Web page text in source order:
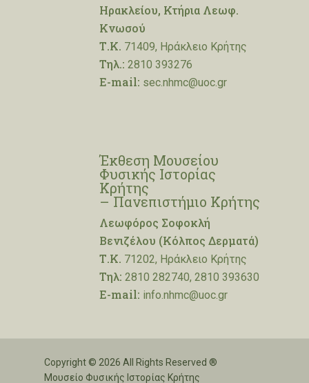
Ηρακλείου, Κτήρια Λεωφ.
Κνωσού
Τ.Κ. 71409, Ηράκλειο Κρήτης
Τηλ.: 2810 393276
E-mail: sec.nhmc@uoc.gr
Έκθεση Μουσείου
Φυσικής Ιστορίας
Κρήτης
– Πανεπιστήμιο Κρήτης
Λεωφόρος Σοφοκλή
Βενιζέλου (Κόλπος Δερματά)
Τ.Κ. 71202, Ηράκλειο Κρήτης
Τηλ: 2810 282740, 2810 393630
E-mail: info.nhmc@uoc.gr
Copyright © 2026 All Rights Reserved ®
Μουσείο Φυσικής Ιστορίας Κρήτης